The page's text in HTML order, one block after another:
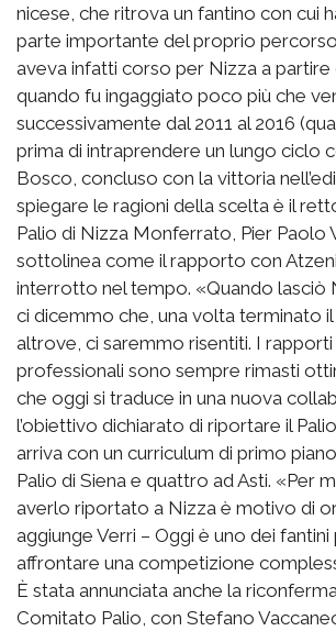
nicese, che ritrova un fantino con cui
parte importante del proprio
aveva infatti corso per Nizza a partire
quando fu ingaggiato poco più che
successivamente dal 2011 al 2016
prima di intraprendere un lungo ciclo
Bosco, concluso con la vittoria
spiegare le ragioni della scelta è il
Palio di Nizza Monferrato, Pier Paolo
sottolinea come il rapporto con
interrotto nel tempo. «Quando lasciò
ci dicemmo che, una volta terminato
altrove, ci saremmo risentiti. I rapporti
professionali sono sempre rimasti
che oggi si traduce in una nuova
l’obiettivo dichiarato di riportare il
arriva con un curriculum di primo
Palio di Siena e quattro ad Asti. «Per
averlo riportato a Nizza è motivo di
aggiunge Verri – Oggi è uno dei
affrontare una competizione
È stata annunciata anche la
Comitato Palio, con Stefano